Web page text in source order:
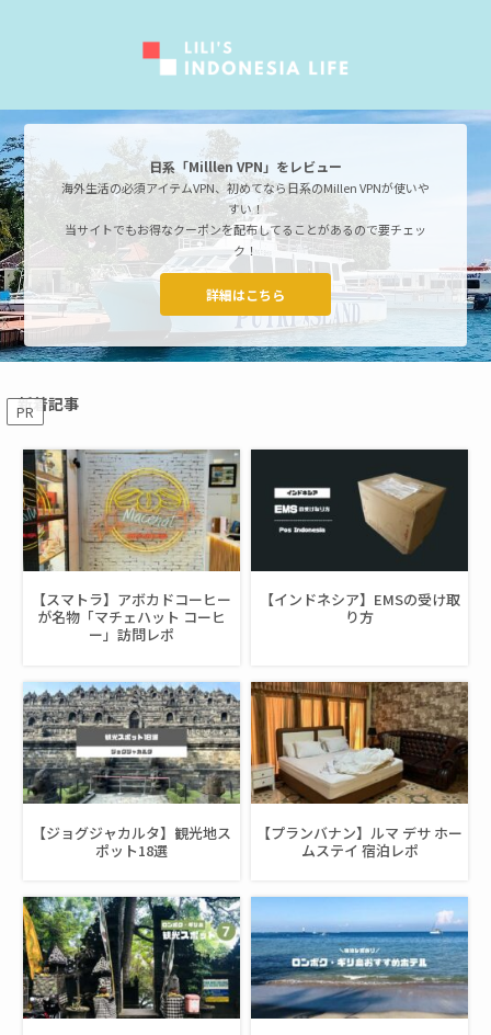
日系「Milllen VPN」をレビュー
海外生活の必須アイテムVPN、初めてなら日系のMillen VPNが使いや
すい！
当サイトでもお得なクーポンを配布してることがあるので要チェッ
ク！
詳細はこちら
PR
新着記事
【スマトラ】アボカドコーヒー
が名物「マチェハット コーヒ
ー」訪問レポ
【インドネシア】EMSの受け取
り方
【ジョグジャカルタ】観光地ス
ポット18選
【プランバナン】ルマ デサ ホー
ムステイ 宿泊レポ